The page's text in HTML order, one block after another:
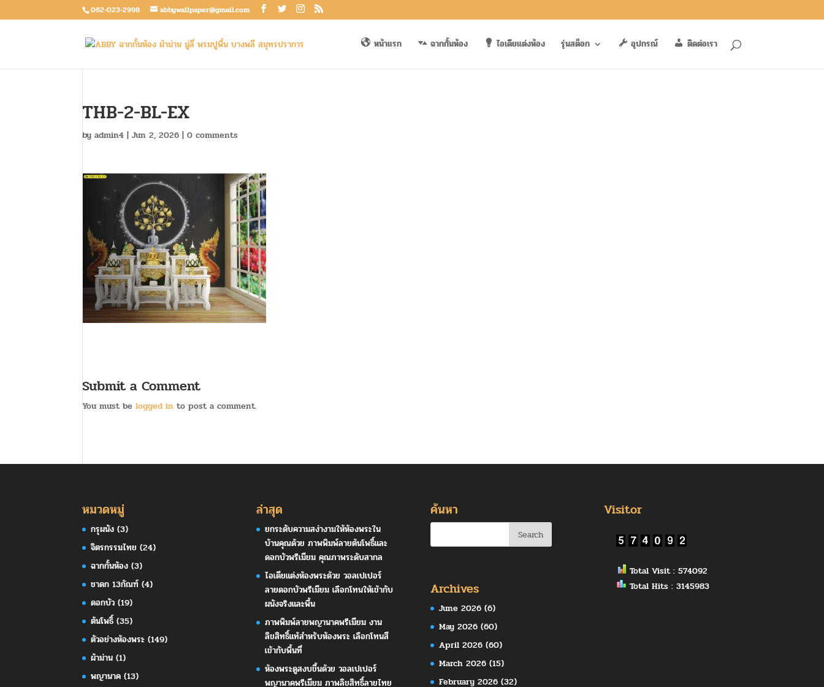
062-023-2998 abbywallpaper@gmail.com
หน้าแรก ฉากกั้นห้อง ไอเดียแต่งห้อง รุ่นสต็อก อุปกรณ์ ติดต่อเรา
THB-2-BL-EX
byadmin4 |Jun 2, 2026 |0 comments
Submit a Comment
You must belogged in to post a comment.
หมวดหมู่
กรุผนัง (3)
จิตรกรรมไทย (24)
ฉากกั้นห้อง (3)
ชาดก 13กัณฑ์ (4)
ดอกบัว (19)
ต้นโพธิ์ (35)
ตัวอย่างห้องพระ (149)
ผ้าม่าน (1)
พญานาค (13)
ล่าสุด
ยกระดับความสง่างามให้ห้องพระใน
บ้านคุณด้วย ภาพพิมพ์ลายต้นโพธิ์และ
ดอกบัวพรีเมียม คุณภาพระดับสากล
ไอเดียแต่งห้องพระด้วย วอลเปเปอร์
ลายดอกบัวพรีเมียม เลือกโทนให้เข้ากับ
ผนังจริงและพื้น
ภาพพิมพ์ลายพญานาคพรีเมียม งาน
ลิขสิทธิ์แท้สำหรับห้องพระ เลือกโทนสี
เข้ากับพื้นที่
ห้องพระดูสงบขึ้นด้วย วอลเปเปอร์
พญานาคพรีเมียม ภาพลิขสิทธิ์ลายไทย
ค้นหา
Archives
June 2026(6)
May 2026(60)
April 2026(60)
March 2026(15)
February 2026(32)
Visitor
Total Visit : 574092
Total Hits : 3145983